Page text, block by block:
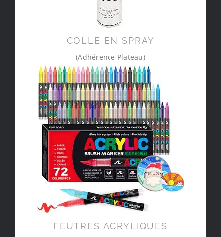
COLLE EN SPRAY
(Adhérence Plateau)
FEUTRES ACRYLIQUES